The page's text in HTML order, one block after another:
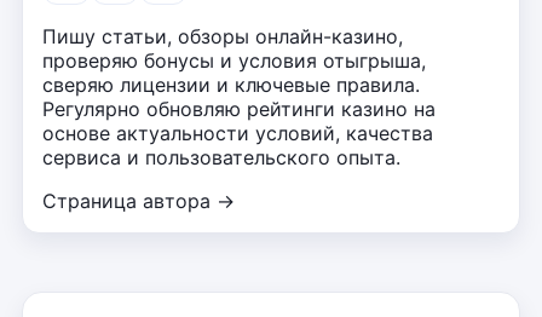
Пишу статьи, обзоры онлайн-казино,
проверяю бонусы и условия отыгрыша,
сверяю лицензии и ключевые правила.
Регулярно обновляю рейтинги казино на
основе актуальности условий, качества
сервиса и пользовательского опыта.
Страница автора →